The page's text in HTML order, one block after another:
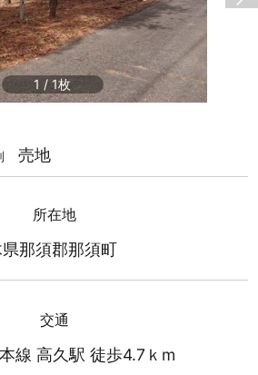
1 / 1
売地
所在地
県那須郡那須町
交通
線 高久駅 徒歩4.7ｋm